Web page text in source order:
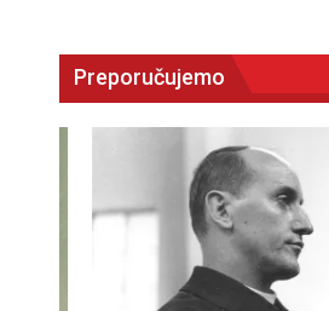
Preporučujemo